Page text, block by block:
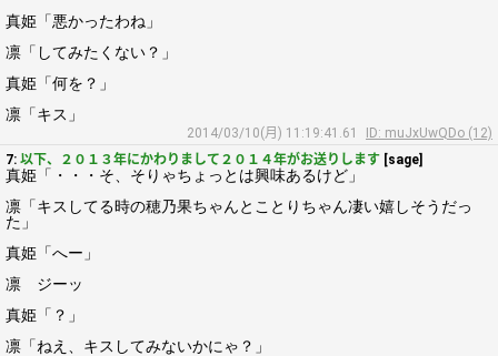
真姫「悪かったわね」
凛「してみたくない？」
真姫「何を？」
凛「キス」
2014/03/10(月) 11:19:41.61
ID: muJxUwQDo (12)
7: 以下、２０１３年にかわりまして２０１４年がお送りします [sage]
真姫「・・・そ、そりゃちょっとは興味あるけど」
凛「キスしてる時の穂乃果ちゃんとことりちゃん凄い嬉しそうだっ
た」
真姫「へー」
凛 ジーッ
真姫「？」
凛「ねえ、キスしてみないかにゃ？」